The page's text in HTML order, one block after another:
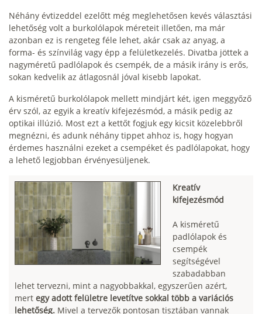
Néhány évtizeddel ezelőtt még meglehetősen kevés választási
lehetőség volt a burkolólapok méreteit illetően, ma már
azonban ez is rengeteg féle lehet, akár csak az anyag, a
forma- és színvilág vagy épp a felületkezelés. Divatba jöttek a
nagyméretű padlólapok és csempék, de a másik irány is erős,
sokan kedvelik az átlagosnál jóval kisebb lapokat.
A kisméretű burkolólapok mellett mindjárt két, igen meggyőző
érv szól, az egyik a kreatív kifejezésmód, a másik pedig az
optikai illúzió. Most ezt a kettőt fogjuk egy kicsit közelebbről
megnézni, és adunk néhány tippet ahhoz is, hogy hogyan
érdemes használni ezeket a csempéket és padlólapokat, hogy
a lehető legjobban érvényesüljenek.
Kreatív
kifejezésmód
A kisméretű
padlólapok és
csempék
segítségével
szabadabban
lehet tervezni, mint a nagyobbakkal, egyszerűen azért,
mert egy adott felületre levetítve sokkal több a variációs
lehetőség. Mivel a tervezők pontosan tisztában vannak